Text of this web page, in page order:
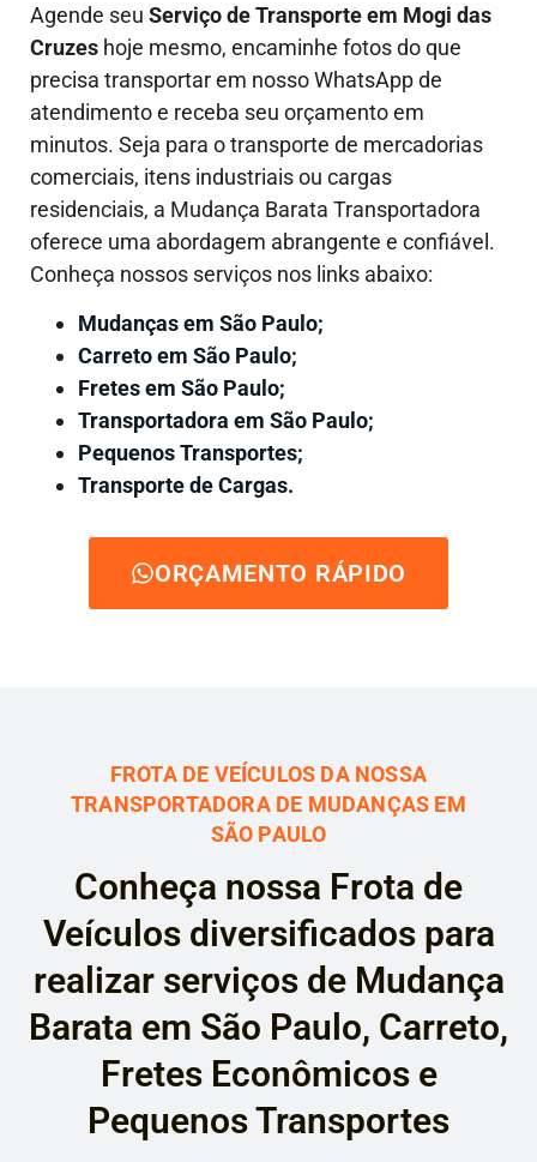
Agende seu Serviço de Transporte em Mogi das
Cruzes hoje mesmo, encaminhe fotos do que
precisa transportar em nosso WhatsApp de
atendimento e receba seu orçamento em
minutos. Seja para o transporte de mercadorias
comerciais, itens industriais ou cargas
residenciais, a Mudança Barata Transportadora
oferece uma abordagem abrangente e confiável.
Conheça nossos serviços nos links abaixo:
Mudanças em São Paulo;
Carreto em São Paulo;
Fretes em São Paulo;
Transportadora em São Paulo;
Pequenos Transportes;
Transporte de Cargas.
ORÇAMENTO RÁPIDO
FROTA DE VEÍCULOS DA NOSSA
TRANSPORTADORA DE MUDANÇAS EM
SÃO PAULO
Conheça nossa Frota de
Veículos diversificados para
realizar serviços de Mudança
Barata em São Paulo, Carreto,
Fretes Econômicos e
Pequenos Transportes